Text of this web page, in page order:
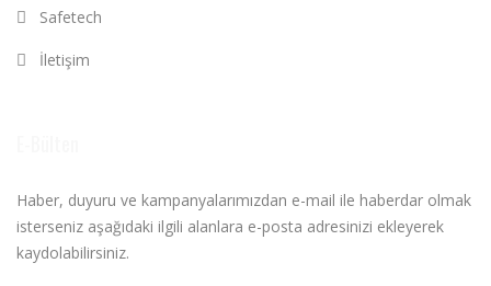
Safetech
İletişim
Haber, duyuru ve kampanyalarımızdan e-mail ile haberdar olmak
isterseniz aşağıdaki ilgili alanlara e-posta adresinizi ekleyerek
kaydolabilirsiniz.